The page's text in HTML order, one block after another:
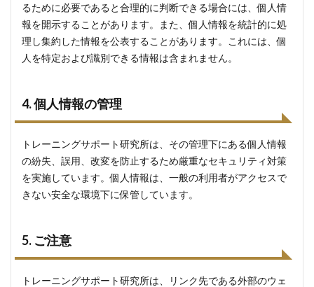
るために必要であると合理的に判断できる場合には、個人情
報を開示することがあります。また、個人情報を統計的に処
理し集約した情報を公表することがあります。これには、個
人を特定および識別できる情報は含まれません。
4. 個人情報の管理
トレーニングサポート研究所は、その管理下にある個人情報
の紛失、誤用、改変を防止するため厳重なセキュリティ対策
を実施しています。個人情報は、一般の利用者がアクセスで
きない安全な環境下に保管しています。
5. ご注意
トレーニングサポート研究所は、リンク先である外部のウェ